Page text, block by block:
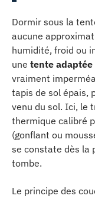
Dormir sous la
aucune
humidité, froid ou
une tente adaptée
vraiment
tapis de sol épais,
venu du sol. Ici, le
thermique calibré
(gonflant ou
se constate dès la
tombe.
Le principe des